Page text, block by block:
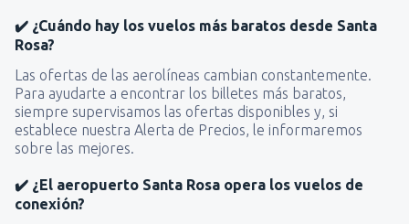
✔️ ¿Cuándo hay los vuelos más baratos desde Santa
Rosa?
Las ofertas de las aerolíneas cambian constantemente.
Para ayudarte a encontrar los billetes más baratos,
siempre supervisamos las ofertas disponibles y, si
establece nuestra Alerta de Precios, le informaremos
sobre las mejores.
✔️ ¿El aeropuerto Santa Rosa opera los vuelos de
conexión?